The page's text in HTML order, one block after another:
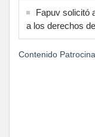
Fapuv solicitó
a los derechos
Contenido